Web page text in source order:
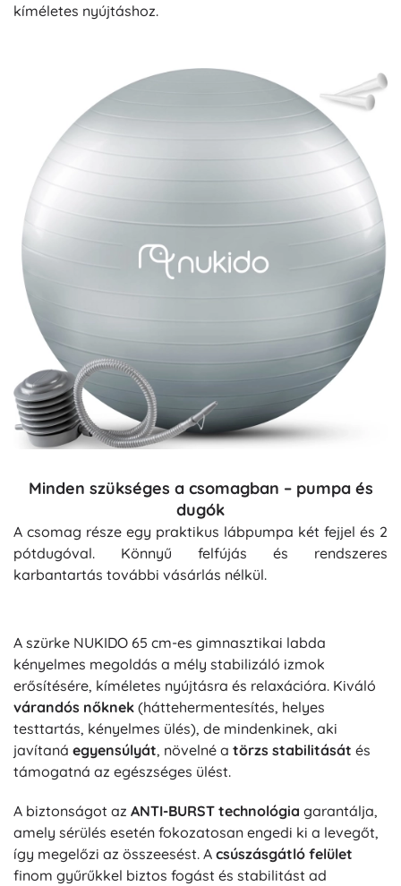
kíméletes nyújtáshoz.
Minden szükséges a csomagban – pumpa és
dugók
A csomag része egy praktikus lábpumpa két fejjel és 2
pótdugóval. Könnyű felfújás és rendszeres
karbantartás további vásárlás nélkül.
A szürke NUKIDO 65 cm-es gimnasztikai labda
kényelmes megoldás a mély stabilizáló izmok
erősítésére, kíméletes nyújtásra és relaxációra. Kiváló
várandós nőknek (háttehermentesítés, helyes
testtartás, kényelmes ülés), de mindenkinek, aki
javítaná egyensúlyát, növelné a törzs stabilitását és
támogatná az egészséges ülést.
A biztonságot az ANTI-BURST technológia garantálja,
amely sérülés esetén fokozatosan engedi ki a levegőt,
így megelőzi az összeesést. A csúszásgátló felület
finom gyűrűkkel biztos fogást és stabilitást ad